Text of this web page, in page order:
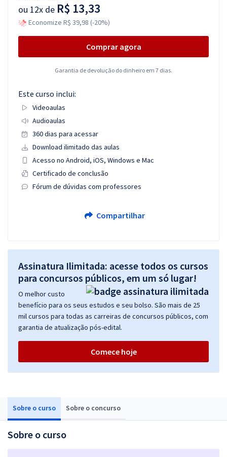
Sobre o curso Sobre o concurso
Sobre o curso
ou 12x de R$ 13,33
Economize R$ 39,98 (-20%)
Comprar agora
Garantia de devolução do dinheiro em 7 dias.
Este curso inclui:
Videoaulas
Audioaulas
360 dias para acessar
Download ilimitado das aulas
Acesso no Android, iOS, Windows e Mac
Certificado de conclusão
Fórum de dúvidas com professores
Compartilhar
Assinatura Ilimitada: acesse todos os cursos
para concursos públicos, em um só lugar!
O melhor custo
benefício para os seus estudos e seu bolso. São mais de 25
mil cursos para todas as carreiras de concursos públicos, com
garantia de atualização pós-edital.
Comece hoje